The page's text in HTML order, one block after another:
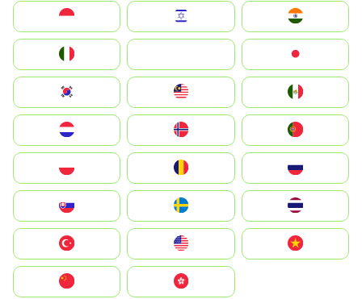
South Korea
United States
中國香港特別行政區